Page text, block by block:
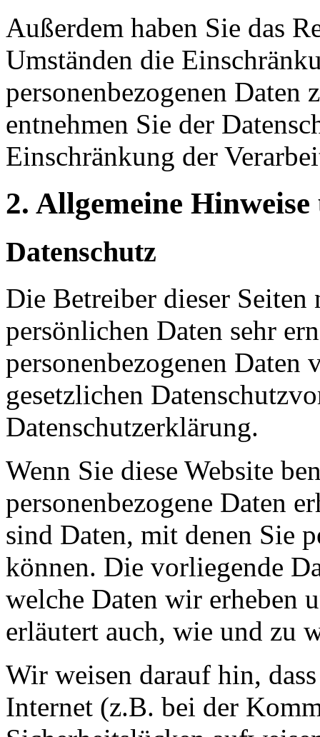
Außerdem haben Sie das
Umständen die
personenbezogenen Daten
entnehmen Sie der
Einschränkung der
2. Allgemeine
Datenschutz
Die Betreiber dieser Seiten
persönlichen Daten sehr
personenbezogenen Daten
gesetzlichen
Datenschutzerklärung.
Wenn Sie diese Website
personenbezogene Daten
sind Daten, mit denen Sie
können. Die vorliegende
welche Daten wir erheben
erläutert auch, wie und zu
Wir weisen darauf hin,
Internet (z.B. bei der